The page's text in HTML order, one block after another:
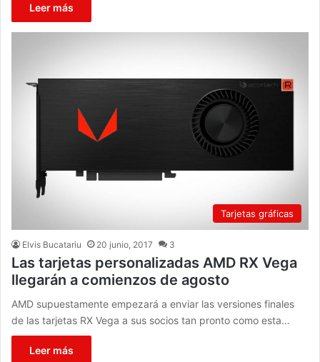
Leer más
Tarjetas gráficas
Elvis Bucatariu 20 junio, 2017 3
Las tarjetas personalizadas AMD RX Vega
llegarán a comienzos de agosto
AMD supuestamente empezará a enviar las versiones finales
de las tarjetas RX Vega a sus socios tan pronto como esta…
Leer más